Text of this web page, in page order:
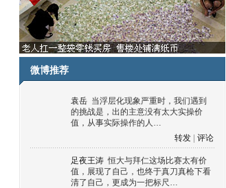
微博推荐
袁岳 当浮层化现象严重时，我们遇到
的挑战是，出的主意没有太大实操价
值，从事实际操作的人…
转发
评论
足夜王涛 恒大与拜仁这场比赛太有价
值，展现了自己，也终于真刀真枪下看
清了自己，更成为一把标尺…